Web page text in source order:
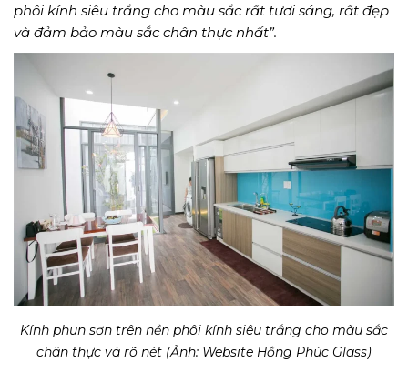
phôi kính siêu trắng cho màu sắc rất tươi sáng, rất đẹp
và đảm bảo màu sắc chân thực nhất”.
Kính phun sơn trên nền phôi kính siêu trắng cho màu sắc
chân thực và rõ nét (Ảnh: Website Hồng Phúc Glass)